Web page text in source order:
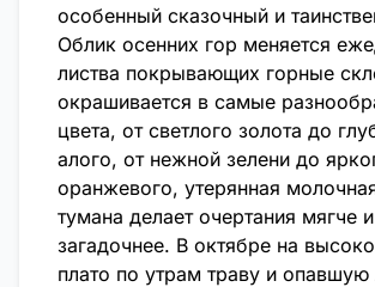
особенный сказочный и
Облик осенних гор меняется
листва покрывающих горные
окрашивается в самые
цвета, от светлого золота до
алого, от нежной зелени до
оранжевого, утерянная
тумана делает очертания мягче и
загадочнее. В октябре на
плато по утрам траву и опавшую